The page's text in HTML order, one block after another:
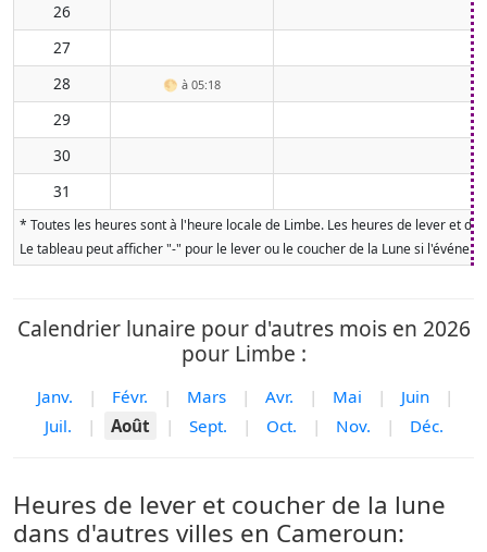
26
27
28
🌕 à 05:18
29
30
31
* Toutes les heures sont à l'heure locale de Limbe. Les heures de lever et
Le tableau peut afficher "-" pour le lever ou le coucher de la Lune si
Calendrier lunaire pour d'autres mois en 2026
pour Limbe :
Janv. | Févr. | Mars | Avr. | Mai | Juin
|
Juil.
| Août | Sept. | Oct. | Nov. | Déc.
Heures de lever et coucher de la lune
dans d'autres villes en Cameroun: